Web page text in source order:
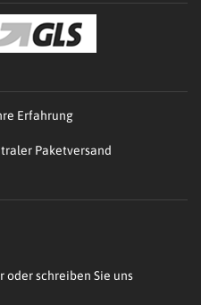
Erfahrung
Paketversand
oder schreiben Sie uns